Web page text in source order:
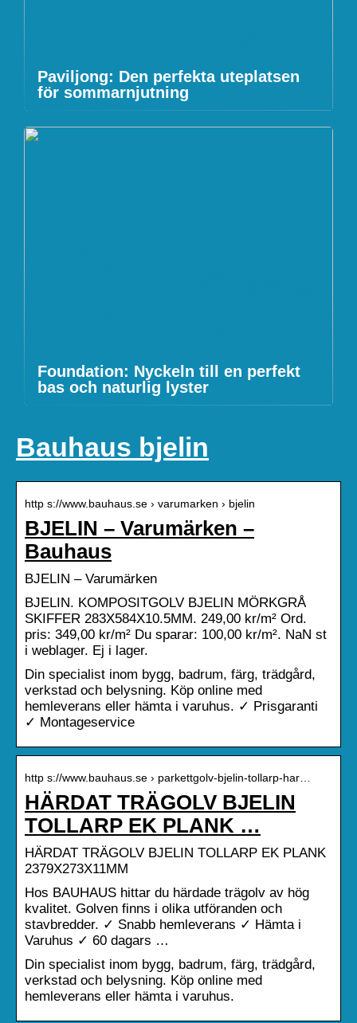
Paviljong: Den perfekta uteplatsen
för sommarnjutning
Foundation: Nyckeln till en perfekt
bas och naturlig lyster
Bauhaus bjelin
http s://www.bauhaus.se › varumarken › bjelin
BJELIN – Varumärken –
Bauhaus
BJELIN – Varumärken
BJELIN. KOMPOSITGOLV BJELIN MÖRKGRÅ
SKIFFER 283X584X10.5MM. 249,00 kr/m² Ord.
pris: 349,00 kr/m² Du sparar: 100,00 kr/m². NaN st
i weblager. Ej i lager.
Din specialist inom bygg, badrum, färg, trädgård,
verkstad och belysning. Köp online med
hemleverans eller hämta i varuhus. ✓ Prisgaranti
✓ Montageservice
http s://www.bauhaus.se › parkettgolv-bjelin-tollarp-har…
HÄRDAT TRÄGOLV BJELIN
TOLLARP EK PLANK …
HÄRDAT TRÄGOLV BJELIN TOLLARP EK PLANK
2379X273X11MM
Hos BAUHAUS hittar du härdade trägolv av hög
kvalitet. Golven finns i olika utföranden och
stavbredder. ✓ Snabb hemleverans ✓ Hämta i
Varuhus ✓ 60 dagars …
Din specialist inom bygg, badrum, färg, trädgård,
verkstad och belysning. Köp online med
hemleverans eller hämta i varuhus.